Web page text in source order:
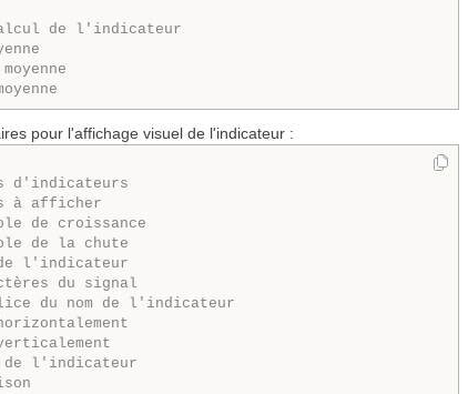
de l'indicateur
pour l'affichage visuel de l'indicateur :
d'indicateurs
à afficher
de croissance
de la chute
l'indicateur
du signal
du nom de l'indicateur
l'indicateur